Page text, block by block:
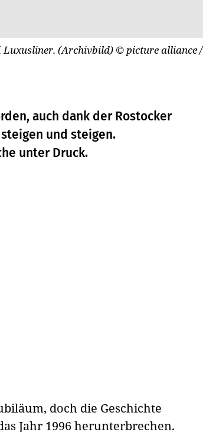
Luxusliner. (Archivbild) © picture alliance /
auch dank der Rostocker
und steigen.
unter Druck.
doch die Geschichte
Jahr 1996 herunterbrechen.